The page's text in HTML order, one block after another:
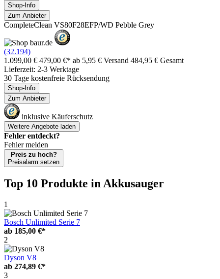
Shop-Info
Zum Anbieter
CompleteClean VS80F28EFP/WD Pebble Grey
(32.194)
1.099,00 € 479,00 €* ab 5,95 € Versand 484,95 € Gesamt
Lieferzeit: 2-3 Werktage
30 Tage kostenfreie Rücksendung
Shop-Info
Zum Anbieter
inklusive Käuferschutz
Weitere Angebote laden
Fehler entdeckt?
Fehler melden
Preis zu hoch?
Preisalarm setzen
Top 10 Produkte in Akkusauger
1
Bosch Unlimited Serie 7
ab 185,00 €*
2
Dyson V8
ab 274,89 €*
3